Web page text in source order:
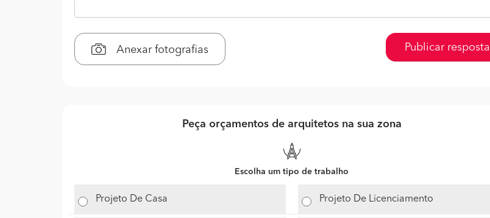
Anexar fotografias Publicar resposta
Peça orçamentos de arquitetos na sua zona
Escolha um tipo de trabalho
Projeto De Casa Projeto De Licenciamento